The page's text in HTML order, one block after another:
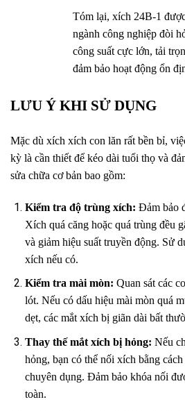
Tóm lại, xích 24B-1
ngành công nghiệp đòi
công suất cực lớn, tải
đảm bảo hoạt động ổn
LƯU Ý KHI SỬ DỤNG
Mặc dù xích xích con lăn rất bền bỉ,
kỳ là cần thiết để kéo dài tuổi thọ và
sửa chữa cơ bản bao gồm:
Kiểm tra độ trùng xích: Đảm bảo
Xích quá căng hoặc quá trùng đều
và giảm hiệu suất truyền động. Sử
xích nếu có.
Kiểm tra mài mòn: Quan sát các
lót. Nếu có dấu hiệu mài mòn quá
dẹt, các mắt xích bị giãn dài bất
Thay thế mắt xích bị hỏng: Nếu
hỏng, bạn có thể nối xích bằng
chuyên dụng. Đảm bảo khóa nối
toàn.